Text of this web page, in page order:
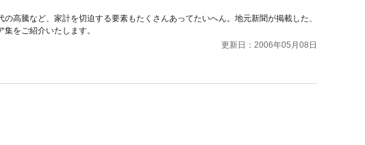
高騰など、家計を切迫する要素もたくさんあってたいへん。地元新聞が掲載した、
をご紹介いたします。
更新日：2006年05月08日